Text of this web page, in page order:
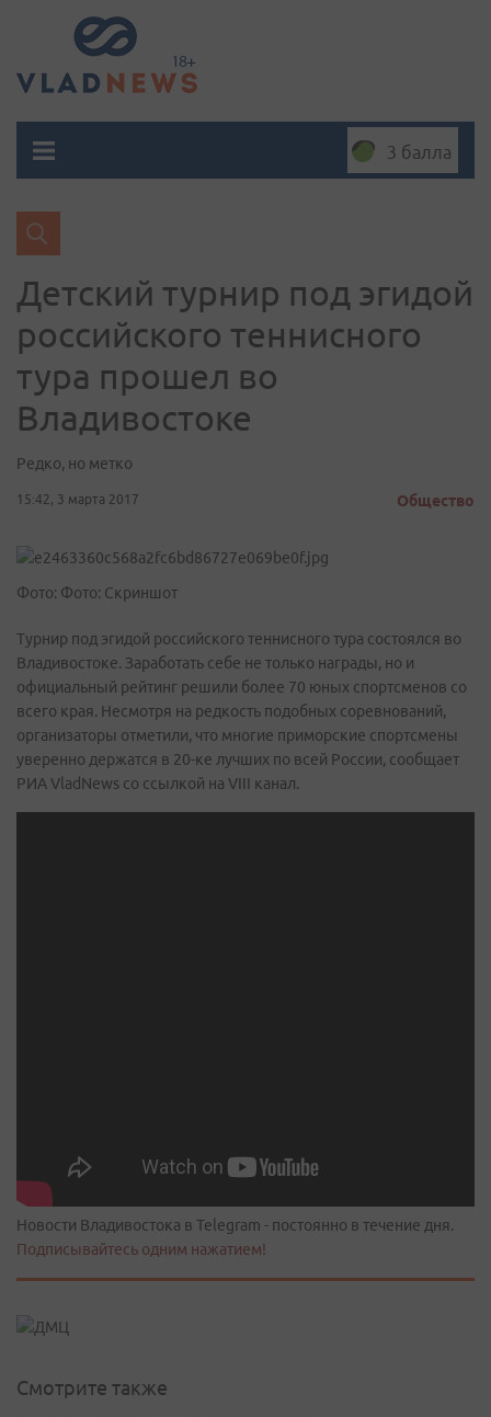
3 балла
Детский турнир под эгидой
российского теннисного
тура прошел во
Владивостоке
Редко, но метко
15:42, 3 марта 2017 Общество
Фото: Фото: Скриншот
Турнир под эгидой российского теннисного тура состоялся во
Владивостоке. Заработать себе не только награды, но и
официальный рейтинг решили более 70 юных спортсменов со
всего края. Несмотря на редкость подобных соревнований,
организаторы отметили, что многие приморские спортсмены
уверенно держатся в 20-ке лучших по всей России, сообщает
РИА VladNews со ссылкой на VIII канал.
Новости Владивостока в Telegram - постоянно в течение дня.
Подписывайтесь одним нажатием!
Смотрите также